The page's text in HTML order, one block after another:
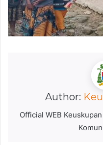
Author:
Official WEB